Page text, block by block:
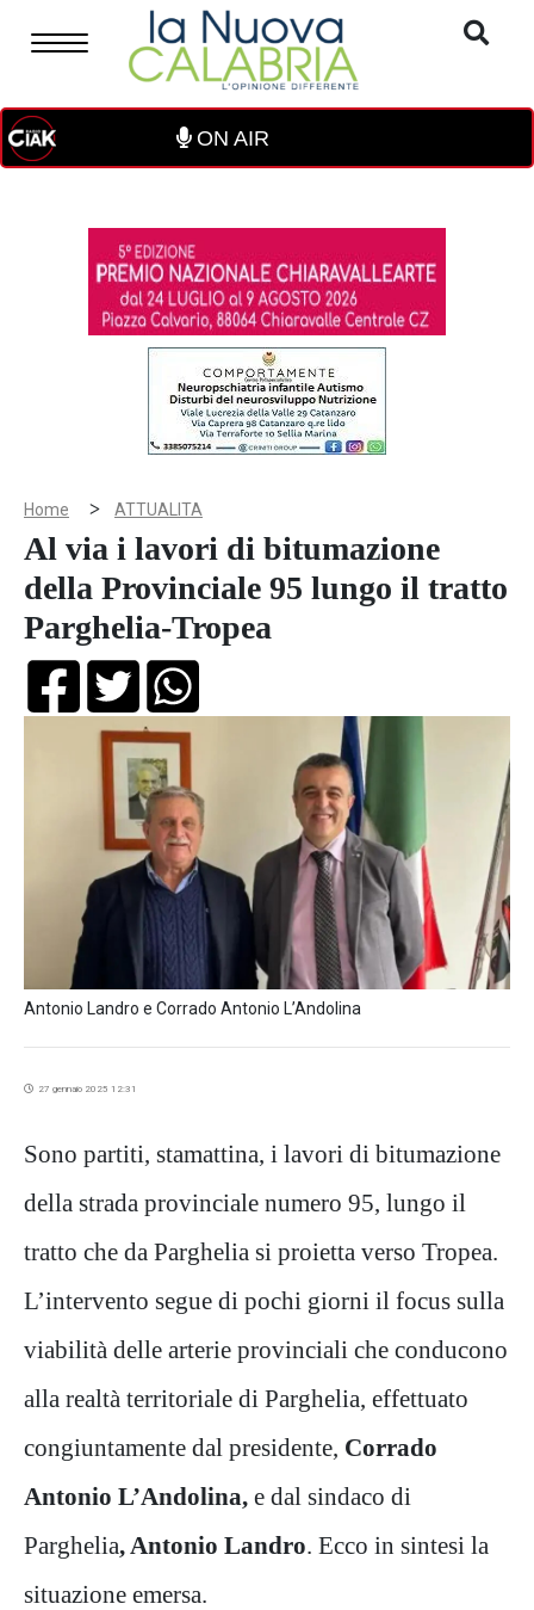
ON AIR
Home > ATTUALITA
Al via i lavori di bitumazione
della Provinciale 95 lungo il tratto
Parghelia-Tropea
Antonio Landro e Corrado Antonio L’Andolina
27 gennaio 2025 12:31
Sono partiti, stamattina, i lavori di bitumazione
della strada provinciale numero 95, lungo il
tratto che da Parghelia si proietta verso Tropea.
L’intervento segue di pochi giorni il focus sulla
viabilità delle arterie provinciali che conducono
alla realtà territoriale di Parghelia, effettuato
congiuntamente dal presidente, Corrado
Antonio L’Andolina, e dal sindaco di
Parghelia, Antonio Landro. Ecco in sintesi la
situazione emersa.